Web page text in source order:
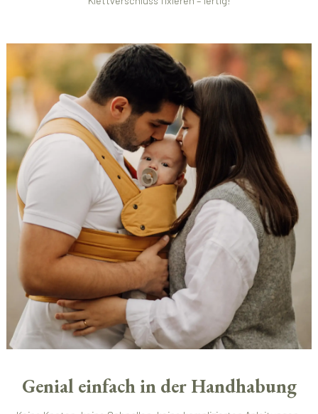
Genial einfach in der Handhabung